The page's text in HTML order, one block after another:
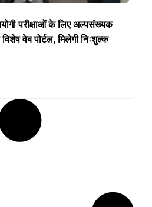
परीक्षाओं के लिए अल्पसंख्यक
वेब पोर्टल, मिलेगी निःशुल्क